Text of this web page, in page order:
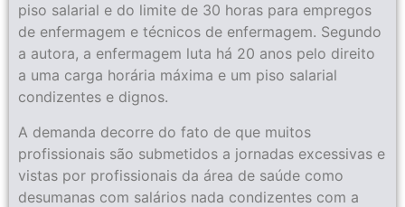
piso salarial e do limite de 30 horas para empregos
de enfermagem e técnicos de enfermagem. Segundo
a autora, a enfermagem luta há 20 anos pelo direito
a uma carga horária máxima e um piso salarial
condizentes e dignos.
A demanda decorre do fato de que muitos
profissionais são submetidos a jornadas excessivas e
vistas por profissionais da área de saúde como
desumanas com salários nada condizentes com a